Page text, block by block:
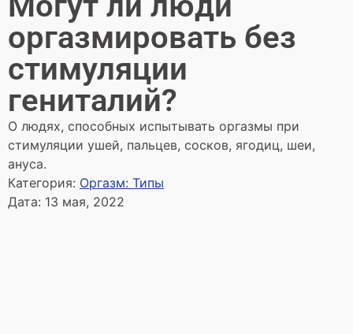
оргазмировать без
стимуляции
гениталий?
О людях, способных испытывать оргазмы при
стимуляции ушей, пальцев, сосков, ягодиц, шеи,
ануса.
Категория: Оргазм: Типы
Дата: 13 мая, 2022